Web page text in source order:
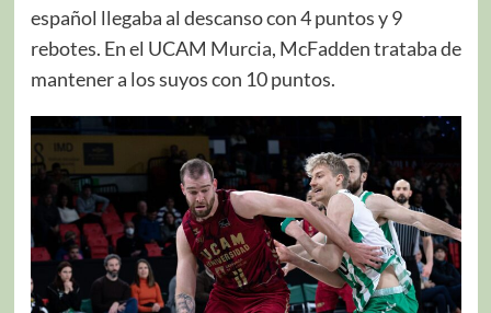
español llegaba al descanso con 4 puntos y 9
rebotes. En el UCAM Murcia, McFadden trataba de
mantener a los suyos con 10 puntos.